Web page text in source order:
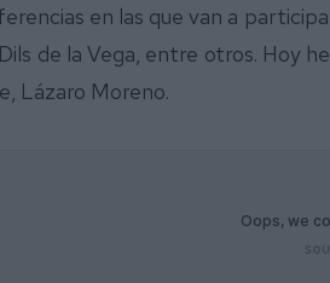
en las que van a
de la Vega, entre otros. Hoy
Lázaro Moreno.